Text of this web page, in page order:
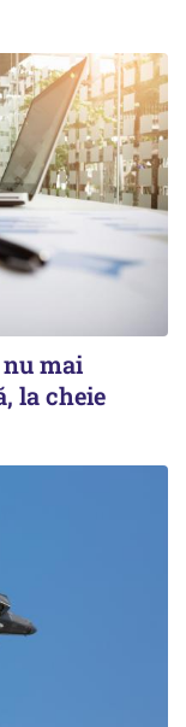
nu mai
la cheie